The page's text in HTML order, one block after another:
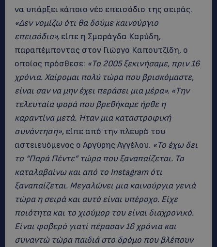
να υπάρξει κάποιο νέο επεισόδιο της σειράς.
«Δεν νομίζω ότι θα δούμε καινούργιο
επεισόδιο», είπε η Σμαράγδα Καρύδη,
παραπέμποντας στον Γιώργο Καπουτζίδη, ο
οποίος πρόσθεσε: «Το 2005 ξεκινήσαμε, πριν 16
χρόνια. Χαίρομαι πολύ τώρα που βρισκόμαστε,
είναι σαν να μην έχει περάσει μια μέρα». «Την
τελευταία φορά που βρεθήκαμε ήρθε η
καραντίνα μετά. Ήταν μια καταστροφική
συνάντηση», είπε από την πλευρά του
αστειευόμενος ο Αργύρης Αγγέλου. «Το έχω δει
το “Παρά Πέντε” τώρα που ξαναπαίζεται. Το
καταλαβαίνω και από το Instagram ότι
ξαναπαίζεται. Μεγαλώνει μια καινούργια γενιά
τώρα η σειρά και αυτό είναι υπέροχο. Είχε
ποιότητα και το χιούμορ του είναι διαχρονικό.
Είναι φοβερό γιατί πέρασαν 16 χρόνια και
συναντώ τώρα παιδιά στο δρόμο που βλέπουν